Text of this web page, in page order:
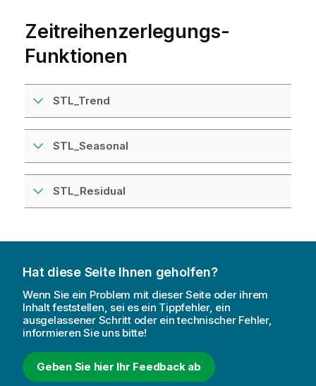
Zeitreihenzerlegungs-
Funktionen
STL_Trend
STL_Seasonal
STL_Residual
Hat diese Seite Ihnen geholfen?
Wenn Sie ein Problem mit dieser Seite oder ihrem
Inhalt feststellen, sei es ein Tippfehler, ein
ausgelassener Schritt oder ein technischer Fehler,
informieren Sie uns bitte!
Geben Sie hier Ihr Feedback ab